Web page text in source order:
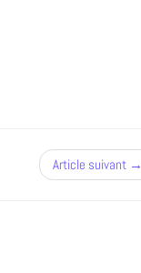
Article suivant →